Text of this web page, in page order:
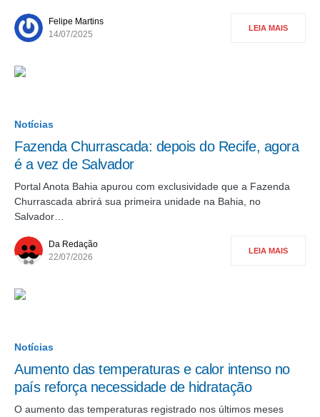
Felipe Martins
14/07/2025
LEIA MAIS
Notícias
Fazenda Churrascada: depois do Recife, agora
é a vez de Salvador
Portal Anota Bahia apurou com exclusividade que a Fazenda
Churrascada abrirá sua primeira unidade na Bahia, no
Salvador…
Da Redação
22/07/2026
LEIA MAIS
Notícias
Aumento das temperaturas e calor intenso no
país reforça necessidade de hidratação
O aumento das temperaturas registrado nos últimos meses